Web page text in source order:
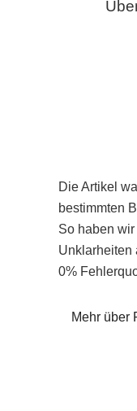
Die Artikel
bestimmten
So haben
Unklarheiten
0%
Mehr über